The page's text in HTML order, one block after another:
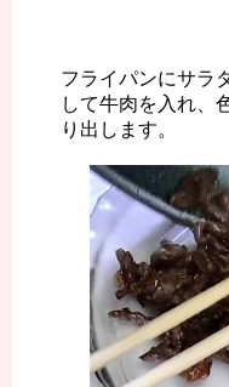
フライパンにサラ
して牛肉を入れ、
り出します。